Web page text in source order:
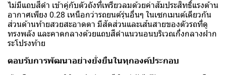
ไม่มีแถบสีดำ เข้าคู่กับตัวถังที่เพรียวลมด้วยค่าสัมประสิทธิ์แรงต้าน
อากาศเพียง 0.28 เหนือกว่ารถยนต์รุ่นอื่นๆ ในเซกเมนต์เดียวกัน
ส่วนด้านท้ายสวยสะอาดตา มีสัดส่วนและเส้นสายของตัวรถที่ดู
ทรงพลัง และคาดกลางด้วยแถบสีดำแนวนอนบริเวณกึ่งกลางฝาก
ระโปรงท้าย
ตอบรับการพัฒนาอย่างยั่งยืนในทุกองค์ประกอบ